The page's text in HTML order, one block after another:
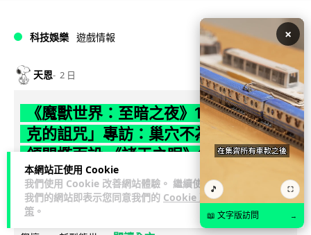
本網站正使用 Cookie
我們使用 Cookie 改善網站體驗。 繼續使用
我們的網站即表示您同意我們的 Cookie 政
策 。
科技娛樂 遊戲情報
天恩 2 日
《魔獸世界：至暗之夜》12.1 「烏拉特
克的詛咒」專訪：巢穴不為提高世界首
領門檻而設 《諸王之眠》縮短約 10 分
鐘
《魔獸世界：至暗之夜》版本更新 12.1「烏拉特克的詛咒」將
於 8 月 13 日正式上線，帶來全新區域「盤蛇島」、地城「毒牙
×
🎵 ⛶
📖 文字版訪問 →